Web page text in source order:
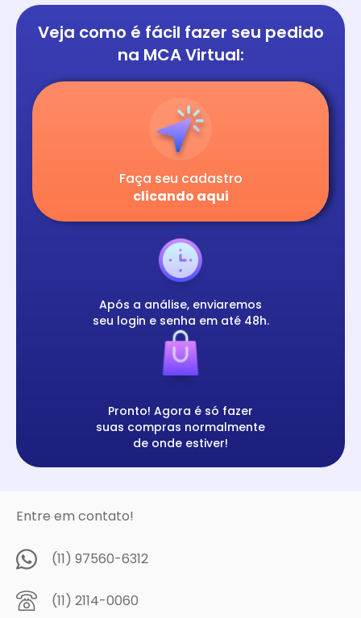
Veja como é fácil fazer seu pedido
na MCA Virtual:
Faça seu cadastro
clicando aqui
Após a análise, enviaremos
seu login e senha em até 48h.
Pronto! Agora é só fazer
suas compras normalmente
de onde estiver!
Entre em contato!
(11) 97560-6312
(11) 2114-0060